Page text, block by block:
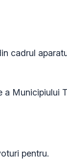
cadrul
a Municipiului
pentru.